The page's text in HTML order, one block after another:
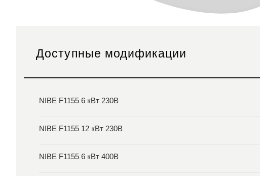
Доступные модификации
NIBE F1155 6 кВт 230В
NIBE F1155 12 кВт 230В
NIBE F1155 6 кВт 400В